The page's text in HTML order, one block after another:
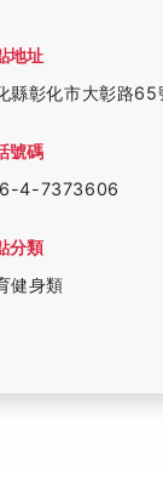
地址
縣彰化市大彰路65
號碼
4-7373606
分類
健身類